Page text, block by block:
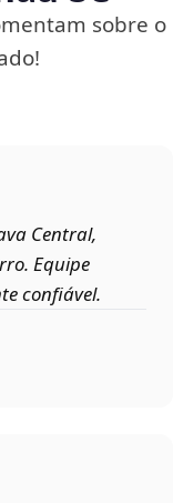
sobre o
Central,
Equipe
confiável.